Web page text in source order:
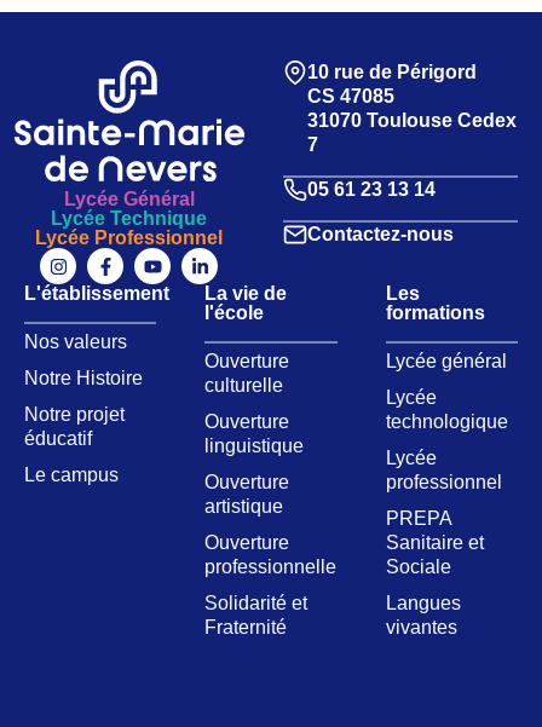
Lycée Général
Lycée Technique
Lycée Professionnel
10 rue de Périgord
CS 47085
31070 Toulouse Cedex
7
05 61 23 13 14
Contactez-nous
L'établissement
Nos valeurs​
Notre Histoire
Notre projet
éducatif
Le campus
La vie de
l'école
Ouverture
culturelle
Ouverture
linguistique
Ouverture
artistique
Ouverture
professionnelle
Solidarité et
Fraternité
Les
formations
Lycée général
Lycée
technologique
Lycée
professionnel
PREPA
Sanitaire et
Sociale
Langues
vivantes